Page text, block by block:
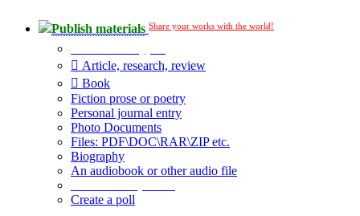
Publish materials Share your works with the world!
Article, research, review
Book
Fiction prose or poetry
Personal journal entry
Photo Documents
Files: PDF\DOC\RAR\ZIP etc.
Biography
An audiobook or other audio file
Create a poll